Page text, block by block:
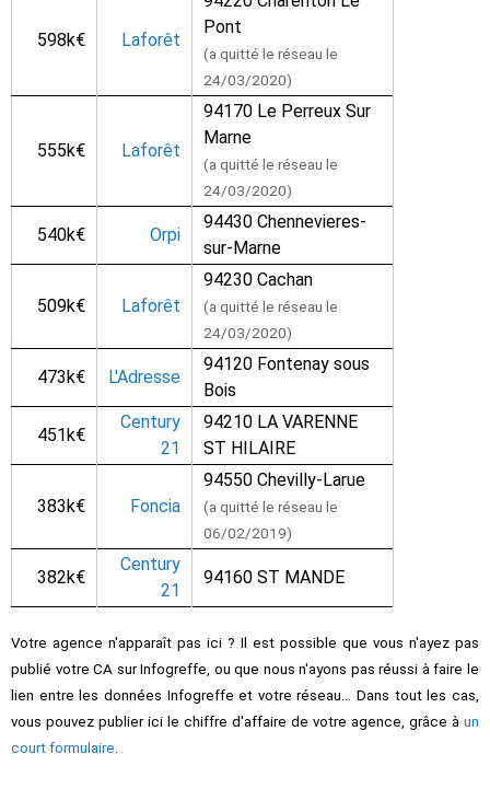
598k€ Laforêt
Pont
(a quitté le réseau le
24/03/2020)
555k€ Laforêt
94170 Le Perreux Sur
Marne
(a quitté le réseau le
24/03/2020)
540k€ Orpi
94430 Chennevieres-
sur-Marne
509k€ Laforêt
94230 Cachan
(a quitté le réseau le
24/03/2020)
473k€ L'Adresse
94120 Fontenay sous
Bois
451k€
Century
21
94210 LA VARENNE
ST HILAIRE
383k€ Foncia
94550 Chevilly-Larue
(a quitté le réseau le
06/02/2019)
382k€
Century
21
94160 ST MANDE
Votre agence n'apparaît pas ici ? Il est possible que vous n'ayez pas
publié votre CA sur Infogreffe, ou que nous n'ayons pas réussi à faire le
lien entre les données Infogreffe et votre réseau... Dans tout les cas,
vous pouvez publier ici le chiffre d'affaire de votre agence, grâce à un
court formulaire.